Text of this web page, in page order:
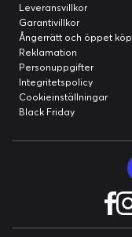
Leveransvillkor
Garantivillkor
Ångerrätt och öppet köp
Reklamation
Personuppgifter
Integritetspolicy
Cookieinställningar
Black Friday